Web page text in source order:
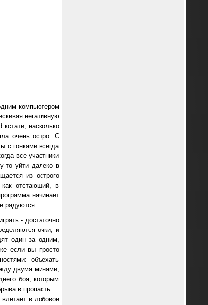
компьютером
негативную
насколько
очень остро. С
с гонками всегда
все участники
то уйти далеко в
из острого
как отстающий, в
начинает
радуются.
- достаточно
очки, и
один за одним,
если вы просто
объехать
двумя минами,
боя, которым
в пропасть …
в лобовое